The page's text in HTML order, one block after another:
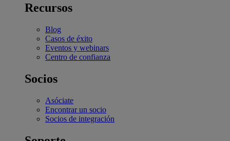
Recursos
Blog
Casos de éxito
Eventos y webinars
Centro de confianza
Socios
Asóciate
Encontrar un socio
Socios de integración